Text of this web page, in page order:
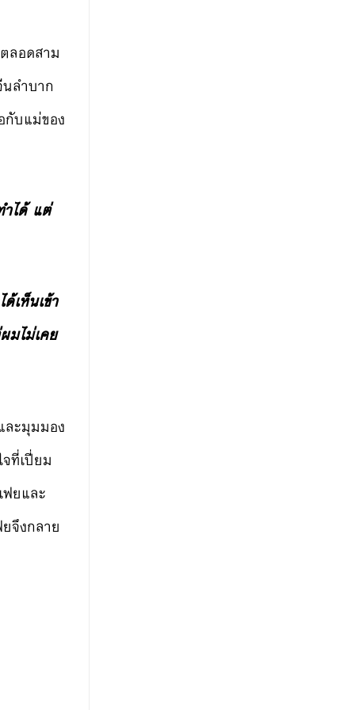
ลอดสาม
ลำบาก
กับแม่ของ
ได้ แต่
เห็นเข้า
มไม่เคย
ละมุมมอง
ที่เปี่ยม
ยและ
จึงกลาย